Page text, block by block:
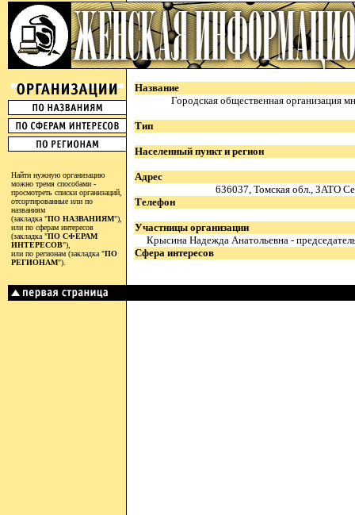
Найти нужную организацию
можно тремя способами -
просмотреть списки организаций,
отсортированные или по
названиям
(закладка "ПО НАЗВАНИЯМ"),
или по сферам интересов
(закладка "ПО СФЕРАМ
ИНТЕРЕСОВ"),
или по регионам (закладка "ПО
РЕГИОНАМ").
Название
Городская общественная организация
Тип
Населенный пункт и регион
Адрес
636037, Томская обл., ЗАТО
Телефон
Участницы организации
Крысина Надежда Анатольевна -
Сфера интересов